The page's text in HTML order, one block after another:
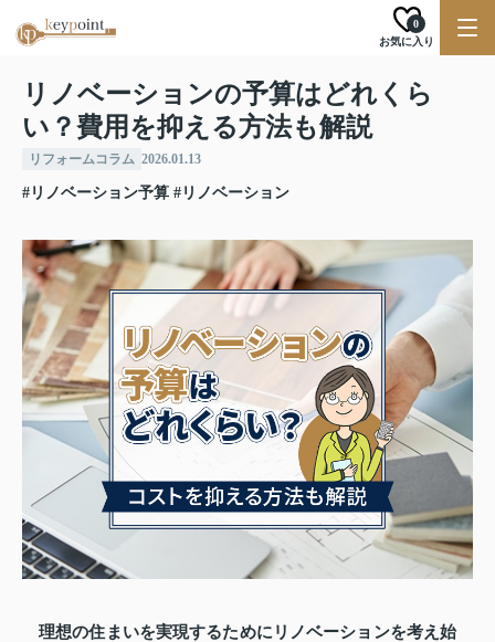
お気に入り
0
リノベーションの予算はどれくら
い？費用を抑える方法も解説
リフォームコラム 2026.01.13
#リノベーション予算 #リノベーション
理想の住まいを実現するためにリノベーションを考え始